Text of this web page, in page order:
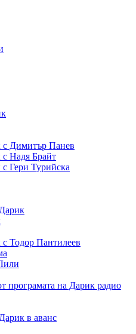
с Димитър Панев
с Надя Брайт
Гери Турийска
Тодор Пантилеев
програмата на Дарик радио
в аванс